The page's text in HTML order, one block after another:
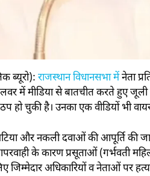
ब्यूरो): राजस्थान विधानसभा मेंनेता
में मीडिया से बातचीत करते हुए
हो चुकी है। उनका एक वीडियों भी
और नकली दवाओं की आपूर्ति की
के कारण प्रसूताओं (गर्भवती
अधिकारियों व नेताओं पर